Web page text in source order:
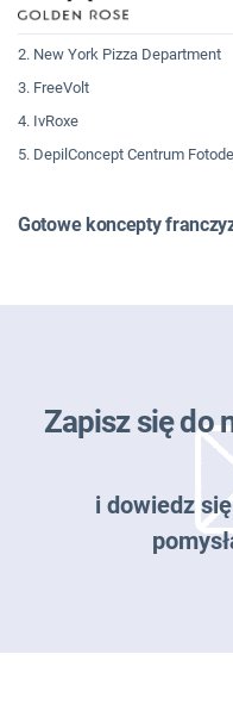
2. New York Pizza Department
3. FreeVolt
4. IvRoxe
5. DepilConcept Centrum
Gotowe koncepty
Zapisz się do
i dowiedz